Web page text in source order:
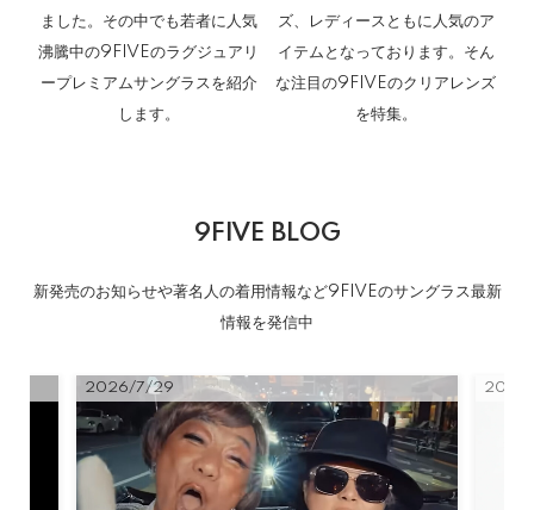
ました。その中でも若者に人気
沸騰中の9FIVEのラグジュアリ
ープレミアムサングラスを紹介
します。
ズ、レディースともに人気のア
イテムとなっております。そん
な注目の9FIVEのクリアレンズ
を特集。
9FIVE BLOG
新発売のお知らせや著名人の着用情報など9FIVEのサングラス最新
情報を発信中
2026/7/29